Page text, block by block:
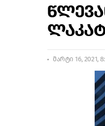
მარტი 16, 2021,